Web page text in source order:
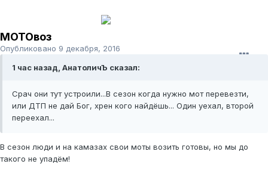
МОТОвоз
Опубликовано 9 декабря, 2016
1 час назад, АнатоличЪ сказал:
Срач они тут устроили...В сезон когда нужно мот перевезти,
или ДТП не дай Бог, хрен кого найдёшь... Один уехал, второй
переехал...
В сезон люди и на камазах свои моты возить готовы, но мы до
такого не упадём!